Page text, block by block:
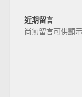
近期留言
尚無留言可供顯示